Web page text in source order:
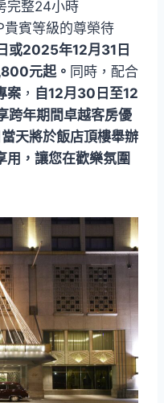
完整24小時
賓等級的尊榮待
或2025年12月31日
元起。 同時，配合
案 ， 自12月30日至12
跨年期間卓越客房優
天將於飯店頂樓舉辦
用，讓您在歡樂氛圍